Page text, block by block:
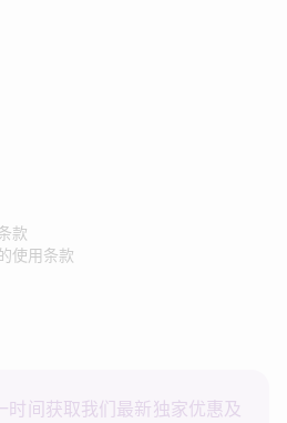
款
使用条款
时间获取我们最新独家优惠及